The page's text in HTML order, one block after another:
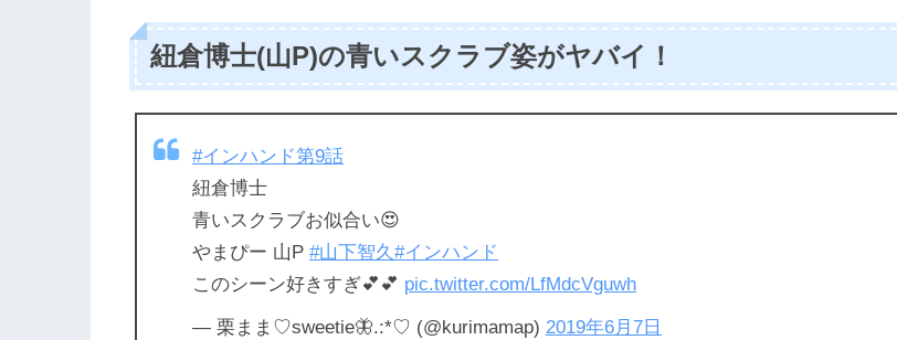
紐倉博士(山P)の青いスクラブ姿がヤバイ！
#インハンド第9話
紐倉博士
青いスクラブお似合い😍
やまぴー 山P #山下智久#インハンド
このシーン好きすぎ💕💕 pic.twitter.com/LfMdcVguwh
— 栗まま♡sweetie🦋.:*♡ (@kurimamap) 2019年6月7日